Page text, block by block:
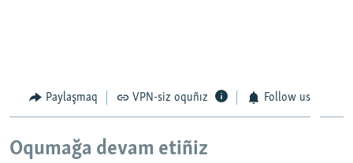
Paylaşmaq VPN-siz oquñız Follow us
Oqumağa devam etiñiz